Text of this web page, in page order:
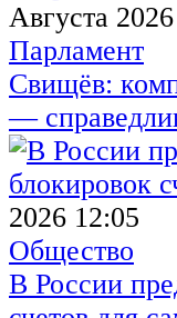
Августа
Парламент
Свищёв:
—
2026 12:05
Общество
В России